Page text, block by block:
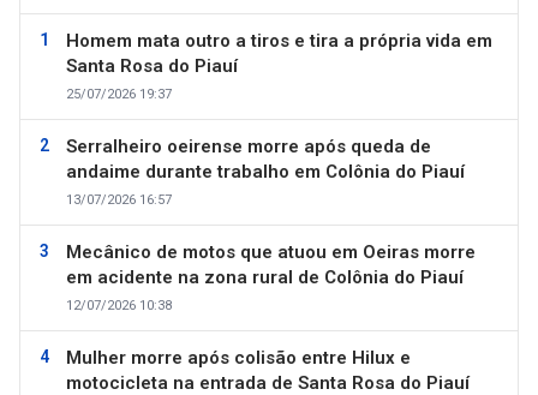
Homem mata outro a tiros e tira a própria vida em
Santa Rosa do Piauí
25/07/2026 19:37
Serralheiro oeirense morre após queda de
andaime durante trabalho em Colônia do Piauí
13/07/2026 16:57
Mecânico de motos que atuou em Oeiras morre
em acidente na zona rural de Colônia do Piauí
12/07/2026 10:38
Mulher morre após colisão entre Hilux e
motocicleta na entrada de Santa Rosa do Piauí